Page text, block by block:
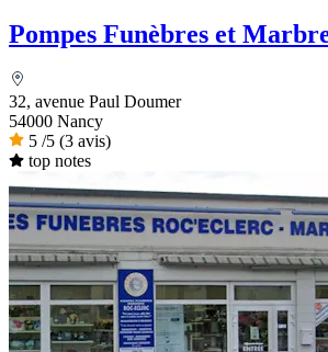
Pompes Funèbres et
32, avenue Paul Doumer
54000 Nancy
5 /5 (3 avis)
top notes